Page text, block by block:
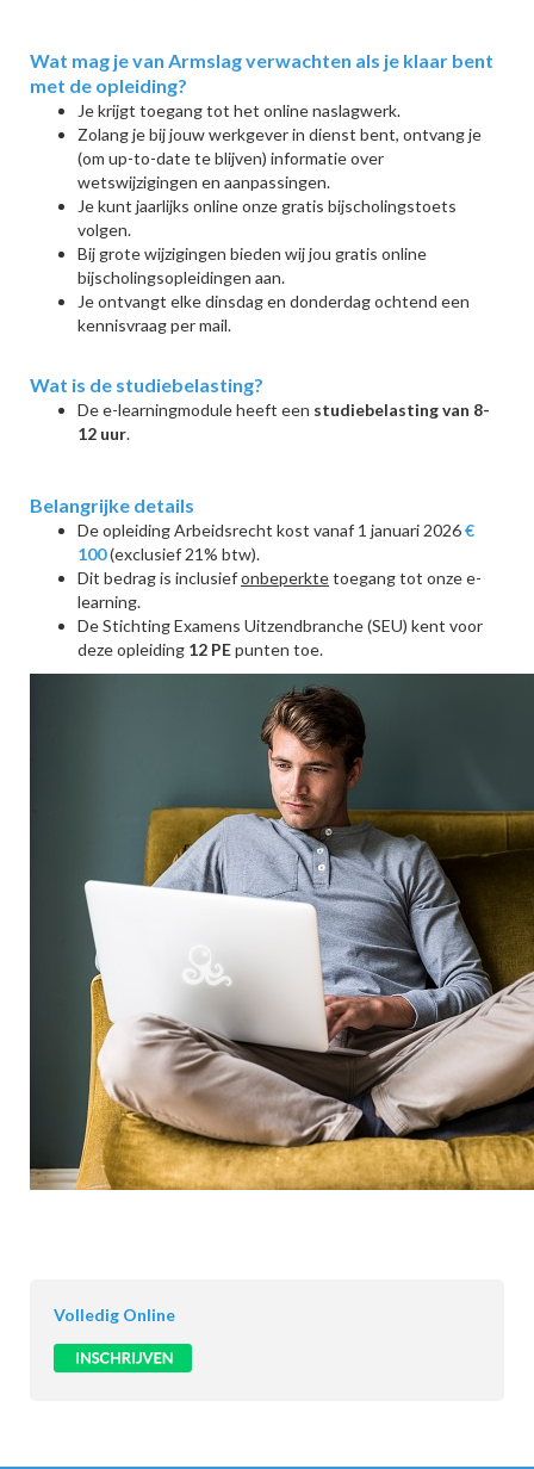
Wat mag je van Armslag verwachten als je klaar bent
met de opleiding?
Je krijgt toegang tot het online naslagwerk.
Zolang je bij jouw werkgever in dienst bent, ontvang je
(om up-to-date te blijven) informatie over
wetswijzigingen en aanpassingen.
Je kunt jaarlijks online onze gratis bijscholingstoets
volgen.
Bij grote wijzigingen bieden wij jou gratis online
bijscholingsopleidingen aan.
Je ontvangt elke dinsdag en donderdag ochtend een
kennisvraag per mail.
Wat is de studiebelasting?
De e-learningmodule heeft een studiebelasting van 8-
12 uur.
Belangrijke details
De opleiding Arbeidsrecht kost vanaf 1 januari 2026€
100(exclusief 21% btw).
Dit bedrag is inclusiefonbeperktetoegang tot onze e-
learning.
De Stichting Examens Uitzendbranche (SEU) kent voor
deze opleiding 12 PEpunten toe.
Volledig Online